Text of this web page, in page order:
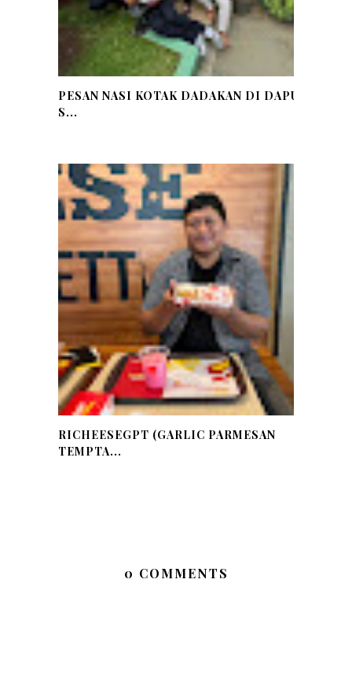
PESAN NASI KOTAK DADAKAN DI DAPUR
S...
RICHEESEGPT (GARLIC PARMESAN
TEMPTA...
0 COMMENTS